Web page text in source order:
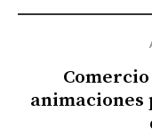
animaciones